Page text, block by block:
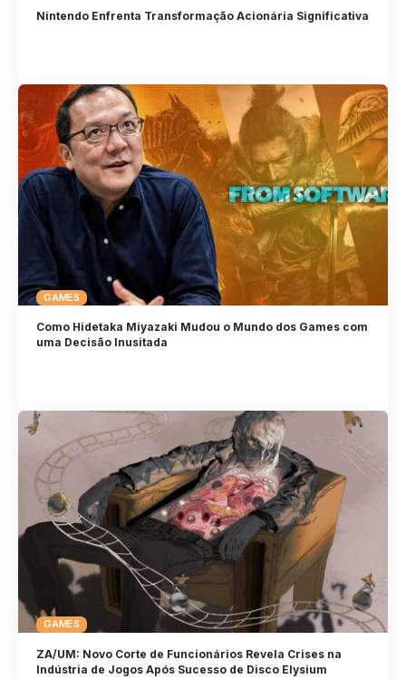
Nintendo Enfrenta Transformação Acionária Significativa
GAMES
Como Hidetaka Miyazaki Mudou o Mundo dos Games com
uma Decisão Inusitada
GAMES
ZA/UM: Novo Corte de Funcionários Revela Crises na
Indústria de Jogos Após Sucesso de Disco Elysium